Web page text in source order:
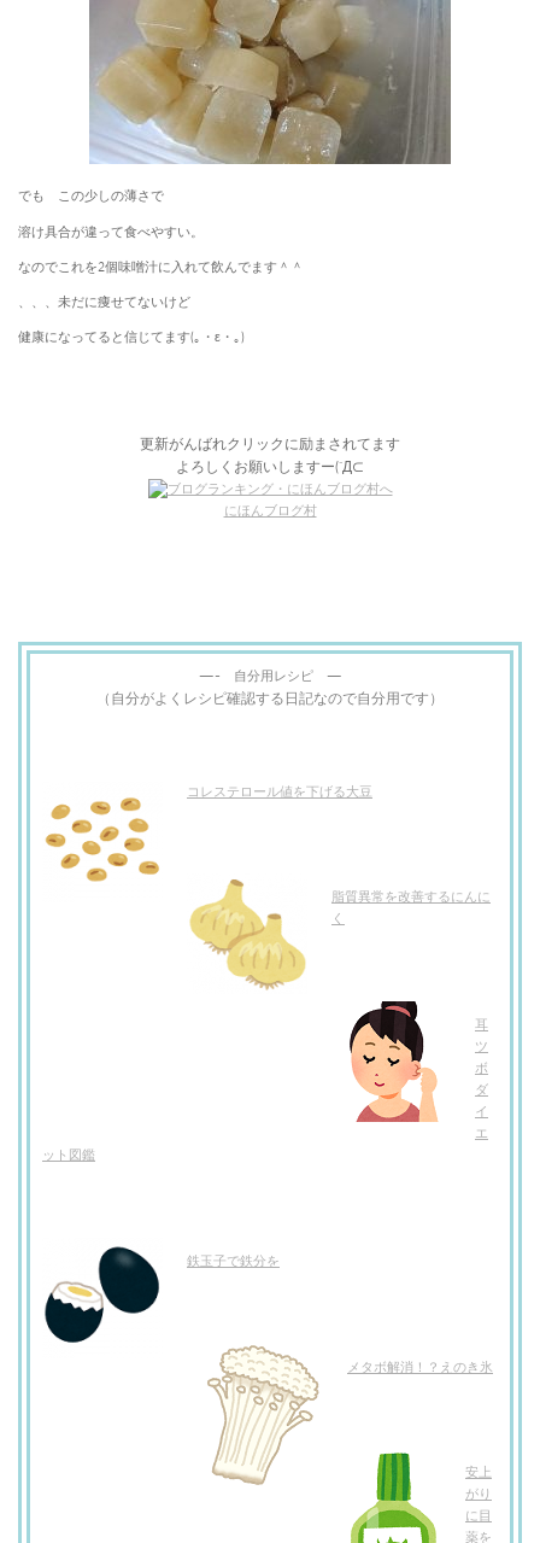
でも この少しの薄さで
溶け具合が違って食べやすい。
なのでこれを2個味噌汁に入れて飲んでます＾＾
、、、未だに痩せてないけど
健康になってると信じてます(｡・ε・｡)
更新がんばれクリックに励まされてます
よろしくお願いしますー(´Д⊂
にほんブログ村
—- 自分用レシピ —
（自分がよくレシピ確認する日記なので自分用です）
コレステロール値を下げる大豆
脂質異常を改善するにんに
く
耳
ツ
ボ
ダ
イ
エ
ット図鑑
鉄玉子で鉄分を
メタボ解消！？えのき氷
安上
がり
に目
薬を